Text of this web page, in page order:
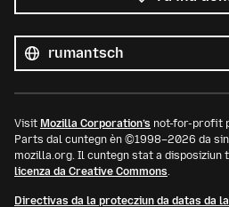
las
linguas
Lingua
Visit Mozilla Corporation’s not-for-profit
Parts dal cuntegn èn ©1998–2026 da
mozilla.org. Il cuntegn stat a disposiziun
licenza da Creative Commons.
Directivas da la protecziun da datas da